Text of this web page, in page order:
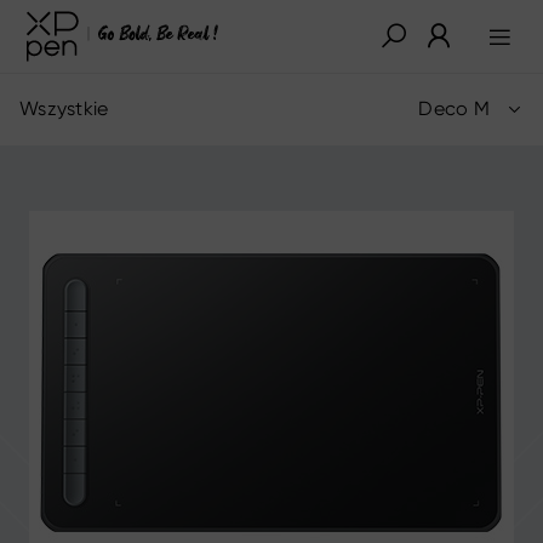
Wszystkie Deco M